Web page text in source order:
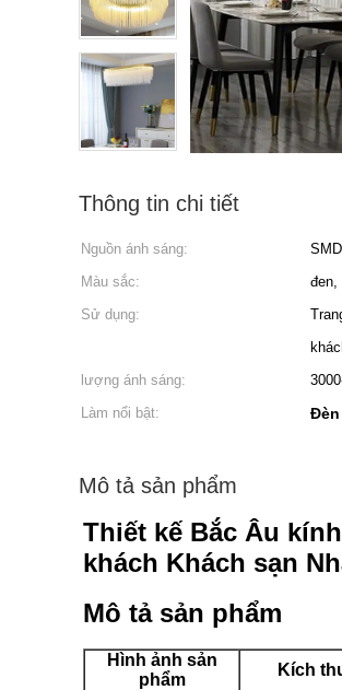
Thông tin chi tiết
Nguồn ánh sáng: SMD
Màu sắc:
đen,
Sử dụng:
lượng ánh sáng:
Làm nổi bật:
Đèn
Mô tả sản phẩm
Thiết kế Bắc Âu
khách Khách sạn
Mô tả sản phẩm
Hình ảnh sản
phẩm
Kích